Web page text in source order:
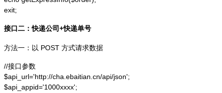
exit;
接口二：快递公司+快递单号
方法一：以 POST 方式请求数据
//接口参数
$api_url='http://cha.ebaitian.cn/api/json';
$api_appid='1000xxxx';